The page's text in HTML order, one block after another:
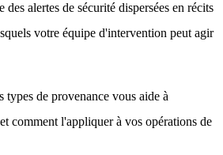
alertes de sécurité dispersées en récits
votre équipe d'intervention peut agir
types de provenance vous aide à
comment l'appliquer à vos opérations de